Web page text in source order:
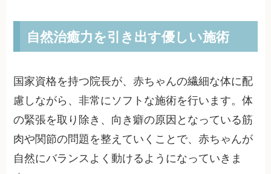
自然治癒力を引き出す優しい施術
国家資格を持つ院長が、赤ちゃんの繊細な体に配
慮しながら、非常にソフトな施術を行います。体
の緊張を取り除き、向き癖の原因となっている筋
肉や関節の問題を整えていくことで、赤ちゃんが
自然にバランスよく動けるようになっていきま